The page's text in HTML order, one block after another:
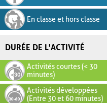
En classe et hors classe
DURÉE DE L'ACTIVITÉ
Activités courtes (< 30
minutes)
Activités développées
(Entre 30 et 60 minutes)